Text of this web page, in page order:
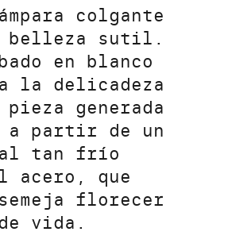
colgante
belleza sutil.
en blanco
la delicadeza
pieza generada
a partir de un
tan frío
acero, que
florecer
vida.